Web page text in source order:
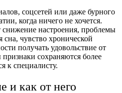
соцсетей или даже бурного
когда ничего не хочется.
настроения, проблемы
чувство хронической
получать удовольствие от
сохраняются более
к специалисту.
и как от него